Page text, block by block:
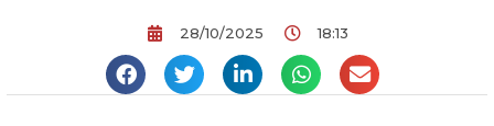
28/10/2025 18:13